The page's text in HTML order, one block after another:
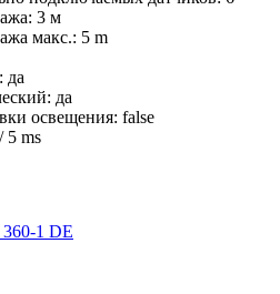
3 м
макс.: 5 m
да
да
освещения: false
5 ms
1 DE